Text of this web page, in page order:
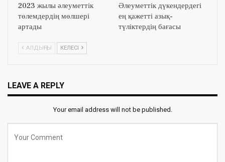
2023 жылы әлеуметтік
төлемдердің мөлшері
артады
Әлеуметтік дүкендердегі
ең қажетті азық-
түліктердің бағасы
АЛДЫҢҒЫ КЕЛЕСІ
LEAVE A REPLY
Your email address will not be published.